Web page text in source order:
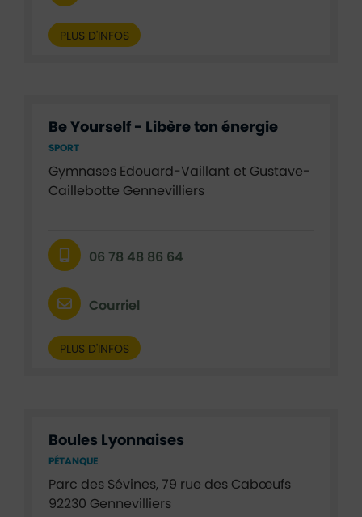
PLUS D'INFOS
Be Yourself - Libère ton énergie
SPORT
Gymnases Edouard-Vaillant et Gustave-
Caillebotte Gennevilliers
06 78 48 86 64
Courriel
PLUS D'INFOS
Boules Lyonnaises
PÉTANQUE
Parc des Sévines, 79 rue des Cabœufs
92230 Gennevilliers